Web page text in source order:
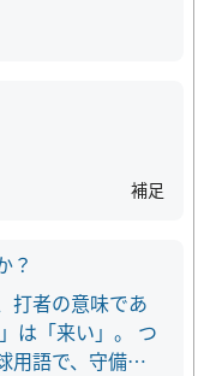
補足
？
打者の意味であ
は「来い」。 つ
用語で、守備に